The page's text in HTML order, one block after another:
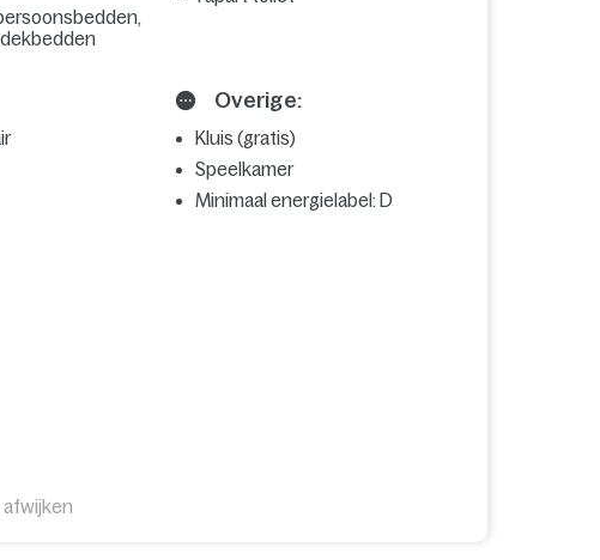
Overige:
Kluis (gratis)
Speelkamer
Minimaal energielabel: D